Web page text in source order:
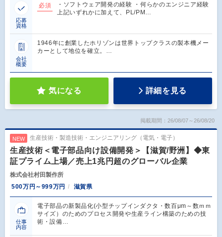
応募
資格
必須
・ソフトウェア開発の経験 ・何らかのエンジニア経験
上記いずれかに加えて、PL/PM…
会社
概要
1946年に創業したホリゾンは世界トップクラスの製本機メー
カーとして地位を確立。…
気になる 詳細を見る
掲載期間：26/08/07～26/08/20
NEW 生産技術・製造技術・エンジニアリング（電気・電子）
生産技術＜電子部品向け設備開発＞【滋賀/野洲】◆東
証プライム上場／売上1兆円超のグローバル企業
株式会社村田製作所
500万円～999万円
滋賀県
仕事
内容
電子部品の新製品化(小型チップインダクタ・数百μm～数ｍｍ
サイズ）のためのプロセス開発や生産ライン構築のための技
術・設備…